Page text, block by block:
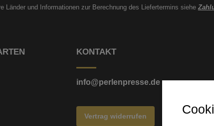
Länder und Informationen zur Berechnung des Liefertermins siehe
KONTAKT
info@perlenpresse.de
Vertrag widerrufen